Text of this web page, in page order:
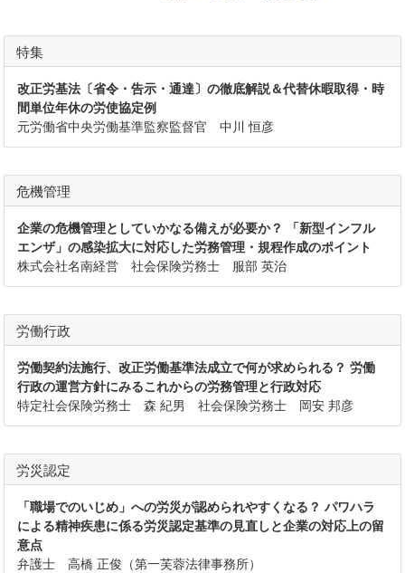
特集
改正労基法〔省令・告示・通達〕の徹底解説＆代替休暇取得・時
間単位年休の労使協定例
元労働省中央労働基準監察監督官 中川 恒彦
危機管理
企業の危機管理としていかなる備えが必要か？ 「新型インフル
エンザ」の感染拡大に対応した労務管理・規程作成のポイント
株式会社名南経営 社会保険労務士 服部 英治
労働行政
労働契約法施行、改正労働基準法成立で何が求められる？ 労働
行政の運営方針にみるこれからの労務管理と行政対応
特定社会保険労務士 森 紀男 社会保険労務士 岡安 邦彦
労災認定
「職場でのいじめ」への労災が認められやすくなる？ パワハラ
による精神疾患に係る労災認定基準の見直しと企業の対応上の留
意点
弁護士 高橋 正俊（第一芙蓉法律事務所）